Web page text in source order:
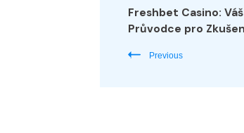
Navigation
Freshbet Casino:
Průvodce pro
Previous